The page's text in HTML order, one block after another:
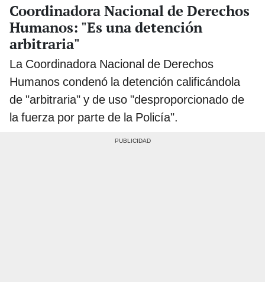
Coordinadora Nacional de Derechos
Humanos: "Es una detención
arbitraria"
La Coordinadora Nacional de Derechos
Humanos condenó la detención calificándola
de "arbitraria" y de uso "desproporcionado de
la fuerza por parte de la Policía".